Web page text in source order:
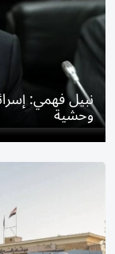
نبيل فهمي:
وحشية